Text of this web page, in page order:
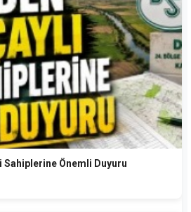
Sahiplerine Önemli Duyuru